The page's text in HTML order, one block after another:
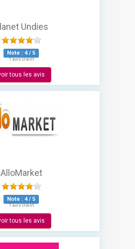
Undies
Note : 4/ 5
1 avis client
tous les avis
AlloMarket
Note : 4/ 5
1 avis client
tous les avis